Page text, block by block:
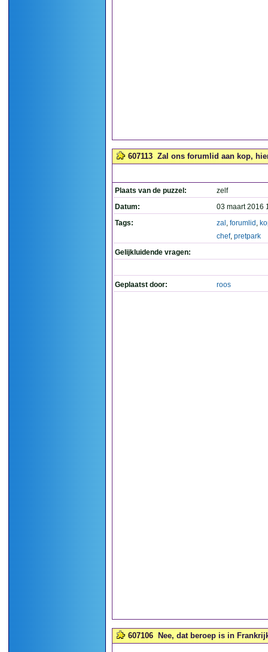
607113 Zal ons forumlid aan kop,
Plaats van de puzzel:
zelf
Datum:
03 maart 2016
Tags:
zal , forumlid ,
chef, pretpark
Gelijkluidende vragen:
Geplaatst door: roos
607106 Nee, dat beroep is in